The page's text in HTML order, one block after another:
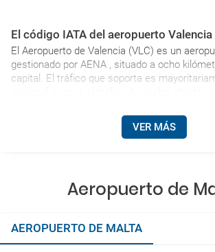
El código IATA del aeropuerto Valencia
El Aeropuerto de Valencia (VLC) es un
gestionado por AENA , situado a ocho
capital. El tráfico que soporta es
VER MÁS
Aeropuerto de
AEROPUERTO DE MALTA